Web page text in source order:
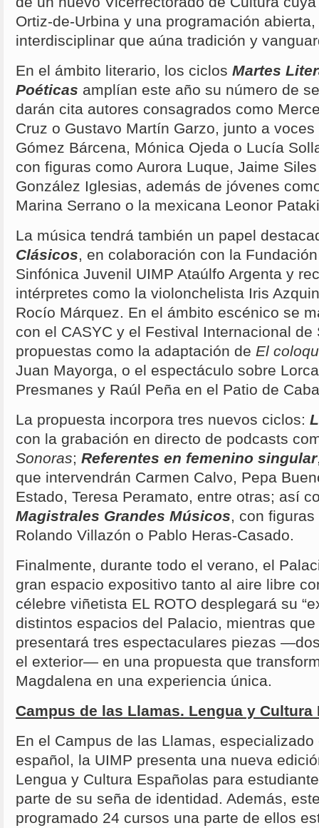
Ortiz-de-Urbina y una programación
interdisciplinar que aúna tradición y
En el ámbito literario, los ciclos Martes
Poéticas amplían este año su número de
darán cita autores consagrados como
Cruz o Gustavo Martín Garzo, junto a
Gómez Bárcena, Mónica Ojeda o Lucía
con figuras como Aurora Luque, Jaime
González Iglesias, además de jóvenes
Marina Serrano o la mexicana Leonor
La música tendrá también un papel
Clásicos, en colaboración con la
Sinfónica Juvenil UIMP Ataúlfo Argenta y
intérpretes como la violonchelista Iris
Rocío Márquez. En el ámbito escénico se
con el CASYC y el Festival Internacional de
propuestas como la adaptación de El
Juan Mayorga, o el espectáculo sobre
Presmanes y Raúl Peña en el Patio de
La propuesta incorpora tres nuevos ciclos:
con la grabación en directo de podcasts
Sonoras; Referentes en femenino singular
que intervendrán Carmen Calvo, Pepa
Estado, Teresa Peramato, entre otras; así
Magistrales Grandes Músicos, con
Rolando Villazón o Pablo Heras-Casado.
Finalmente, durante todo el verano, el
gran espacio expositivo tanto al aire libre
célebre viñetista EL ROTO desplegará su
distintos espacios del Palacio, mientras
presentará tres espectaculares piezas
el exterior— en una propuesta que
Magdalena en una experiencia única.
Campus de las Llamas. Lengua y Cultura
En el Campus de las Llamas,
español, la UIMP presenta una nueva
Lengua y Cultura Españolas para
parte de su seña de identidad. Además,
programado 24 cursos una parte de ellos